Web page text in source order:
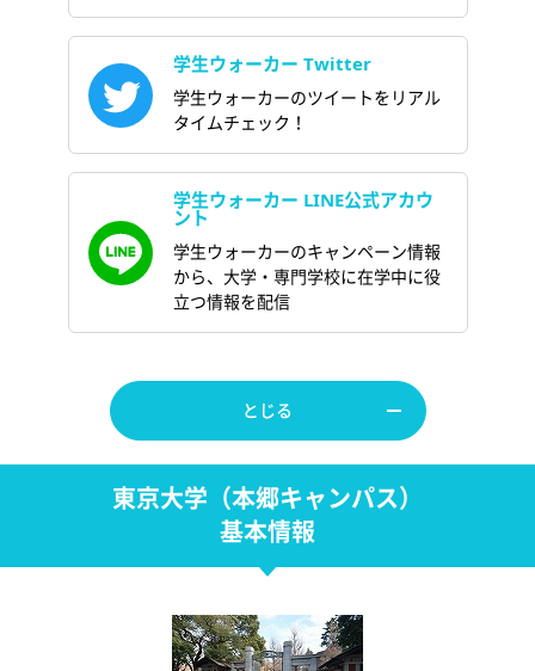
学生ウォーカー Twitter
学生ウォーカーのツイートをリアル
タイムチェック！
学生ウォーカー LINE公式アカウ
ント
学生ウォーカーのキャンペーン情報
から、大学・専門学校に在学中に役
立つ情報を配信
とじる
東京大学（本郷キャンパス）
基本情報